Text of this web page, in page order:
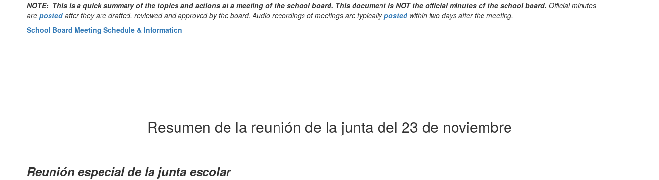
NOTE: This is a quick summary of the topics and actions at a meeting of the school board. This document is NOT the official minutes of the school board. Official minutes
are posted after they are drafted, reviewed and approved by the board. Audio recordings of meetings are typicallyposted within two days after the meeting.
School Board Meeting Schedule & Information
Resumen de la reunión de la junta del 23 de noviembre
Reunión especial de la junta escolar